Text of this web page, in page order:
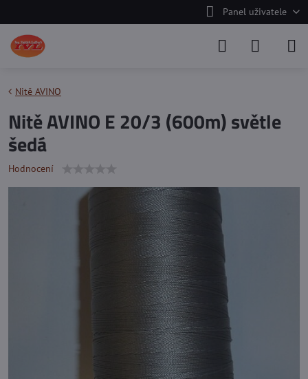
Panel uživatele
Nitě AVINO
Nitě AVINO E 20/3 (600m) světle
šedá
Hodnocení